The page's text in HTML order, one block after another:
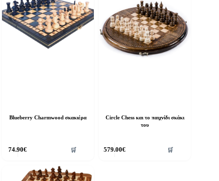
Blueberry Charmwood σκακιέρα
74.90€ 🛒
Circle Chess και το παιχνίδι σκάκι
του
579.00€ 🛒